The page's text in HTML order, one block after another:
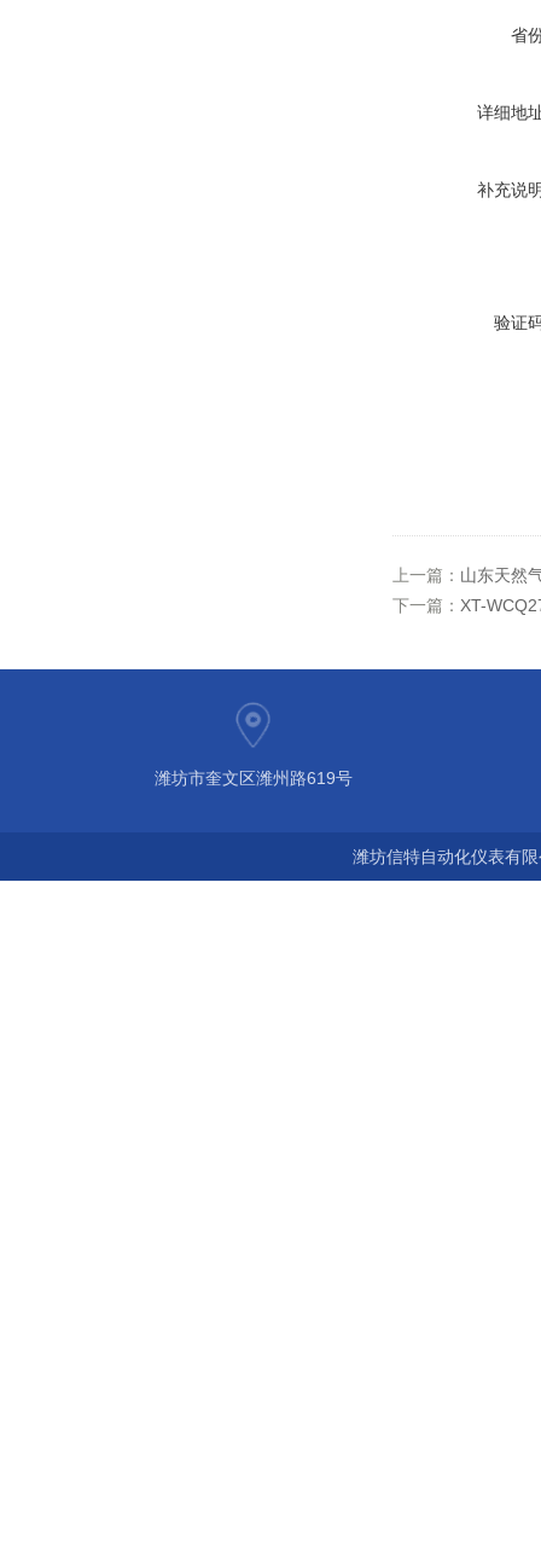
省
详细地
补充说
验证
上一篇： 山东天然
下一篇： XT-
潍坊市奎文区潍州路619号
潍坊信特自动化仪表有